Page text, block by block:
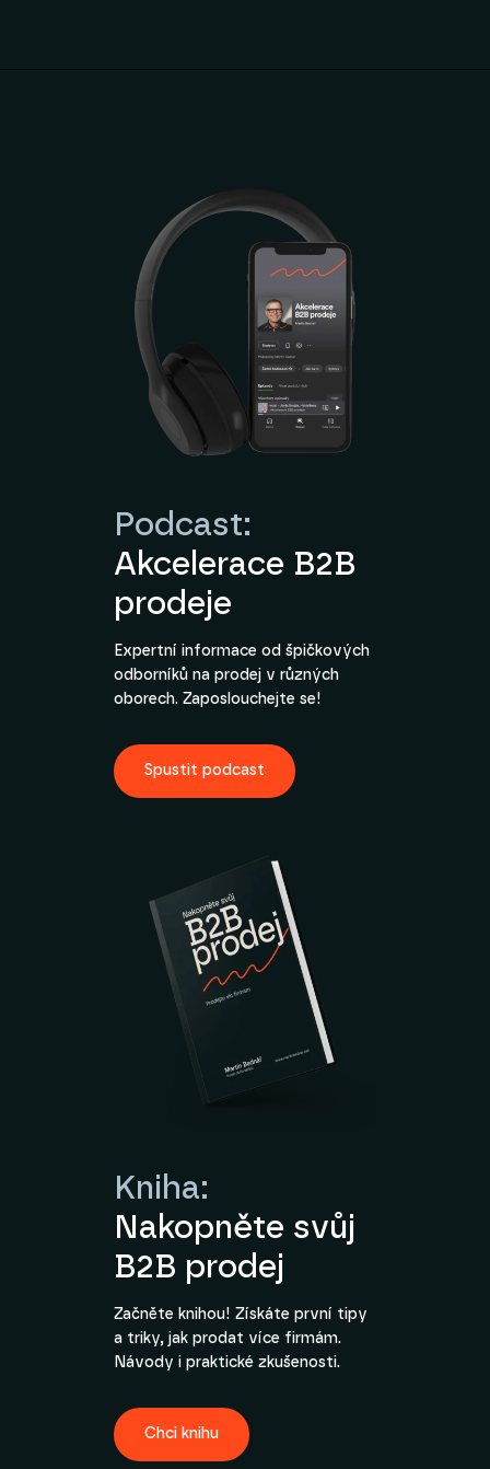
Podcast:
Akcelerace B2B
prodeje
Expertní informace od špičkových
odborníků na prodej v různých
oborech. Zaposlouchejte se!
Spustit podcast
Kniha:
Nakopněte svůj
B2B prodej
Začněte knihou! Získáte první tipy
a triky, jak prodat více firmám.
Návody i praktické zkušenosti.
Chci knihu